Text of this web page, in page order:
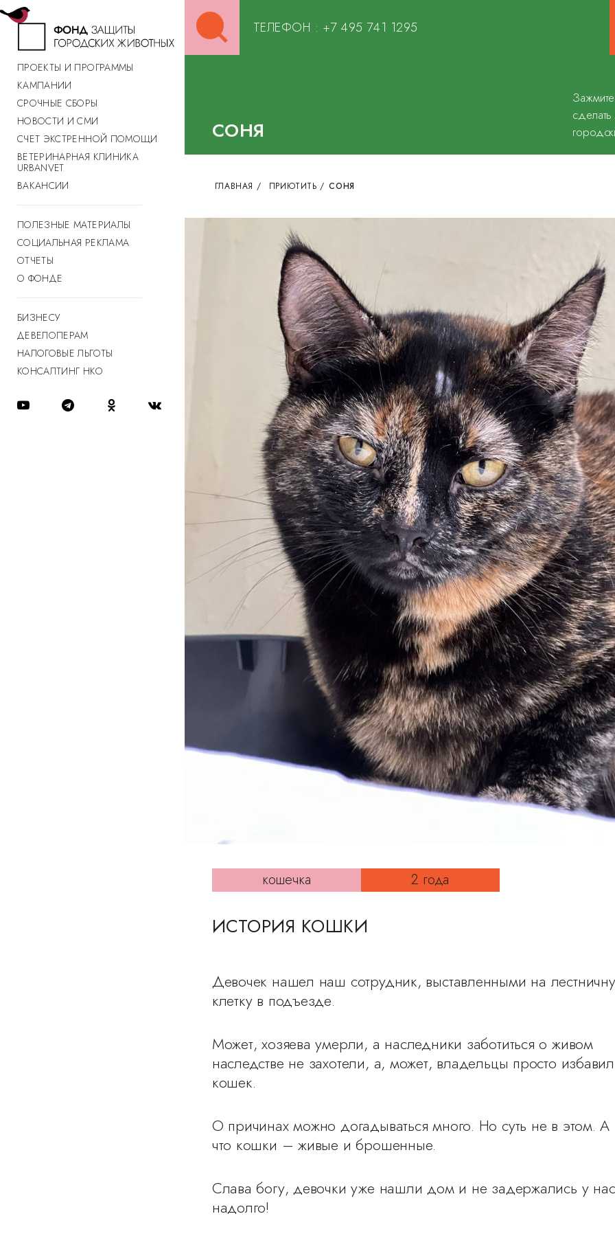
ПРОЕКТЫ И ПРОГРАММЫ
КАМПАНИИ
СРОЧНЫЕ СБОРЫ
НОВОСТИ И СМИ
СЧЕТ ЭКСТРЕННОЙ ПОМОЩИ
ВЕТЕРИНАРНАЯ КЛИНИКА
URBANVET
ВАКАНСИИ
ПОЛЕЗНЫЕ МАТЕРИАЛЫ
СОЦИАЛЬНАЯ РЕКЛАМА
ОТЧЕТЫ
О ФОНДЕ
БИЗНЕСУ
ДЕВЕЛОПЕРАМ
НАЛОГОВЫЕ ЛЬГОТЫ
КОНСАЛТИНГ НКО
for:
ТЕЛЕФОН : +7 495 741 1295
СОНЯ
ГЛАВНАЯ / ПРИЮТИТЬ / СОНЯ
кошечка 2 года
ИСТОРИЯ КОШКИ
Девочек нашел наш сотрудник, выставленными на
клетку в подъезде.
Может, хозяева умерли, а наследники заботиться о живом
наследстве не захотели, а, может, владельцы просто
кошек.
О причинах можно догадываться много. Но суть не в этом. А
что кошки – живые и брошенные.
Слава богу, девочки уже нашли дом и не задержались у нас
надолго!